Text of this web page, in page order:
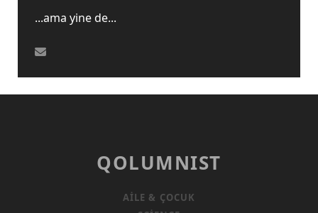
...ama yine de...
QOLUMNIST
AILE & ÇOCUK